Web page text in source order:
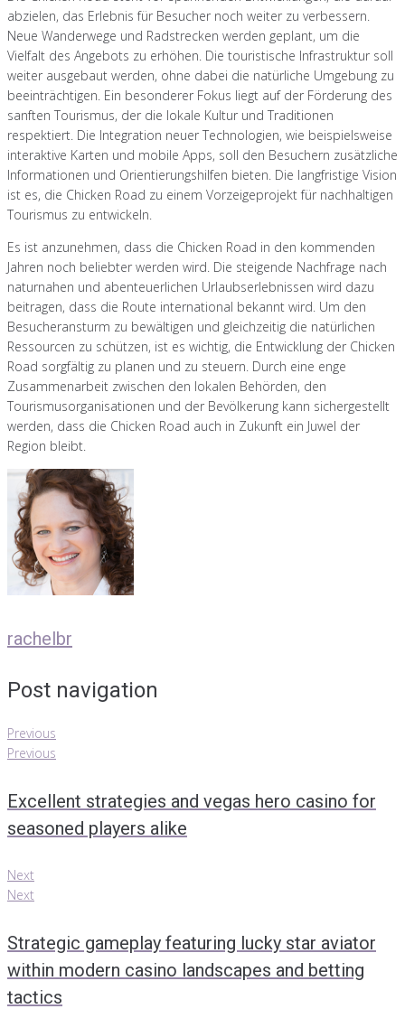
abzielen, das Erlebnis für Besucher noch weiter zu verbessern.
Neue Wanderwege und Radstrecken werden geplant, um die
Vielfalt des Angebots zu erhöhen. Die touristische Infrastruktur soll
weiter ausgebaut werden, ohne dabei die natürliche Umgebung zu
beeinträchtigen. Ein besonderer Fokus liegt auf der Förderung des
sanften Tourismus, der die lokale Kultur und Traditionen
respektiert. Die Integration neuer Technologien, wie beispielsweise
interaktive Karten und mobile Apps, soll den Besuchern zusätzliche
Informationen und Orientierungshilfen bieten. Die langfristige Vision
ist es, die Chicken Road zu einem Vorzeigeprojekt für nachhaltigen
Tourismus zu entwickeln.
Es ist anzunehmen, dass die Chicken Road in den kommenden
Jahren noch beliebter werden wird. Die steigende Nachfrage nach
naturnahen und abenteuerlichen Urlaubserlebnissen wird dazu
beitragen, dass die Route international bekannt wird. Um den
Besucheransturm zu bewältigen und gleichzeitig die natürlichen
Ressourcen zu schützen, ist es wichtig, die Entwicklung der Chicken
Road sorgfältig zu planen und zu steuern. Durch eine enge
Zusammenarbeit zwischen den lokalen Behörden, den
Tourismusorganisationen und der Bevölkerung kann sichergestellt
werden, dass die Chicken Road auch in Zukunft ein Juwel der
Region bleibt.
rachelbr
Post navigation
Previous
Previous
Excellent strategies and vegas hero casino for
seasoned players alike
Next
Next
Strategic gameplay featuring lucky star aviator
within modern casino landscapes and betting
tactics